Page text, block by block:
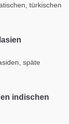
türkischen
späte
indischen